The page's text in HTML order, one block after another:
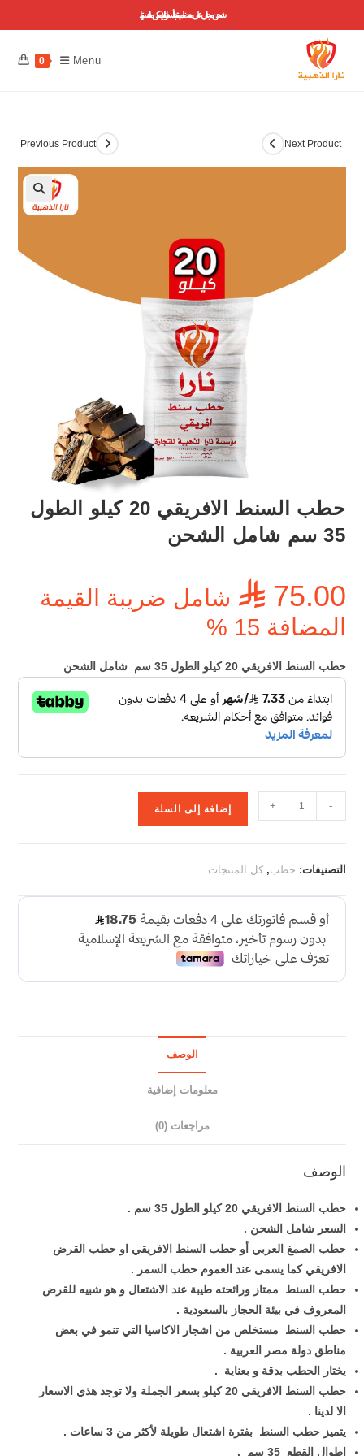
شحن مجاني على معظم منتجاتنا ..أسعارنا لا يمكن منافستها
0 Menu
Previous Product Next Product
حطب السنط الافريقي 20 كيلو الطول
35 سم شامل الشحن
⃁75.00
شامل ضريبة القيمة
المضافة 15 %
حطب السنط الافريقي 20 كيلو الطول 35 سم شامل الشحن
-
+ إضافة إلى السلة
التصنيفات: حطب,كل المنتجات
الوصف
معلومات إضافية
مراجعات (0)
الوصف
حطب السنط الافريقي20 كيلو الطول 35 سم .
السعر شامل الشحن .
حطب الصمغ العربي أو حطب السنط الافريقي او حطب القرض
الافريقي كما يسمى عند العموم حطب السمر .
حطب السنط ممتاز ورائحته طيبة عند الاشتعال و هو شبيه للقرض
المعروف في بيئة الحجاز بالسعودية .
حطب السنط مستخلص من اشجار الاكاسيا التي تنمو في بعض
مناطق دولة مصر العربية .
يختار الحطب بدقة و بعناية .
حطب السنط الافريقي 20 كيلو بسعر الجملة ولا توجد هذي الاسعار
الا لدينا .
يتميز حطب السنط بفترة اشتعال طويلة لأكثر من 3 ساعات .
اطوال القطع 35 سم .